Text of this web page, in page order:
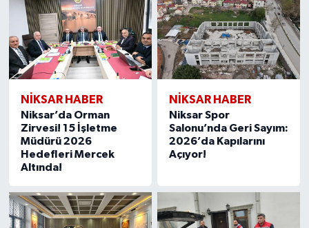
NİKSAR HABER
Niksar’da Orman
Zirvesi! 15 İşletme
Müdürü 2026
Hedefleri Mercek
Altında!
NİKSAR HABER
Niksar Spor
Salonu’nda Geri Sayım:
2026’da Kapılarını
Açıyor!